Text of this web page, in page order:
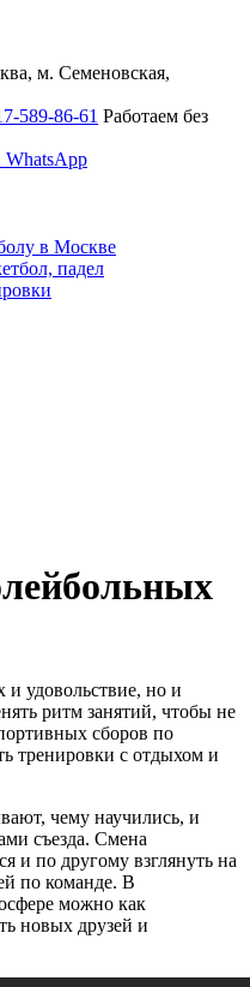
м. Семеновская,
589-86-61 Работаем без
WhatsApp
в Москве
падел
и удовольствие, но и
ритм занятий, чтобы не
сборов по
тренировки с отдыхом и
чему научились, и
съезда. Смена
и по другому взглянуть на
по команде. В
можно как
новых друзей и